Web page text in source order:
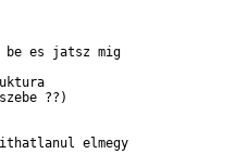
be es jatsz mig
??)
elmegy